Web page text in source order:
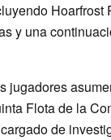
Hoarfrost
y una
jugadores
Flota de la
de